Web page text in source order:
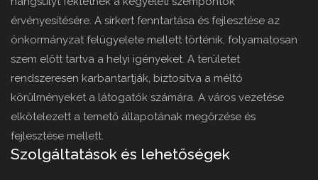
érvényesítésére. A sírkert fenntartása és fejlesztése az
önkormányzat felügyelete mellett történik, folyamatosan
szem előtt tartva a helyi igényeket. A területet
rendszeresen karbantartják, biztosítva a méltó
körülményeket a látogatók számára. A város vezetése
elkötelezett a temető állapotának megőrzése és
fejlesztése mellett.
Szolgáltatások és lehetőségek